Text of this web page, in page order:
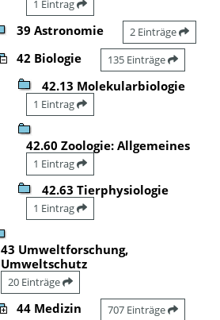
1 Eintrag
39 Astronomie 2 Einträge
42 Biologie 135 Einträge
42.13 Molekularbiologie
1 Eintrag
42.60 Zoologie: Allgemeines
1 Eintrag
42.63 Tierphysiologie
1 Eintrag
43 Umweltforschung,
Umweltschutz
20 Einträge
44 Medizin 707 Einträge